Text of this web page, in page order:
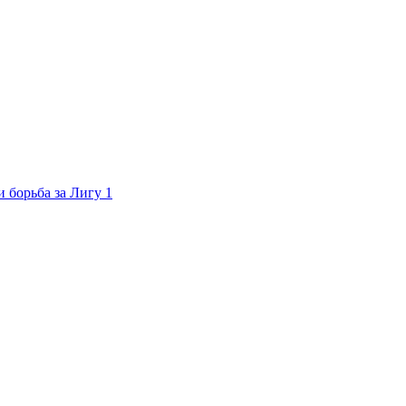
за Лигу 1